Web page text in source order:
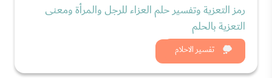
تفسير الاحلام
رمز التعزية وتفسير حلم العزاء للرجل والمرأة ومعنى
التعزية بالحلم
شاهد الان